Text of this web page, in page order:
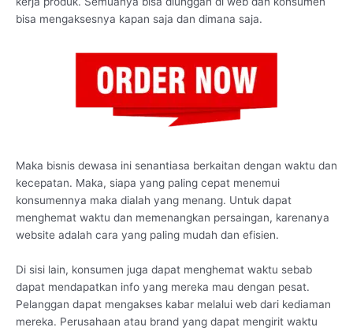
bisa mengaksesnya kapan saja dan dimana saja.
Maka bisnis dewasa ini senantiasa berkaitan dengan waktu dan
kecepatan. Maka, siapa yang paling cepat menemui
konsumennya maka dialah yang menang. Untuk dapat
menghemat waktu dan memenangkan persaingan, karenanya
website adalah cara yang paling mudah dan efisien.
Di sisi lain, konsumen juga dapat menghemat waktu sebab
dapat mendapatkan info yang mereka mau dengan pesat.
Pelanggan dapat mengakses kabar melalui web dari kediaman
mereka. Perusahaan atau brand yang dapat mengirit waktu